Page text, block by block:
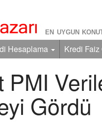
EN UYGUN
Hesaplama Kredi Faiz
PMI
Gördü